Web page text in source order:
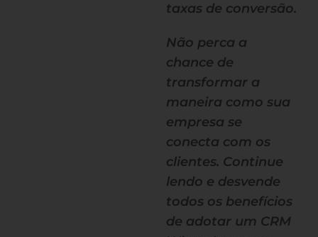
taxas de conversão.
Não perca a
chance de
transformar a
maneira como sua
empresa se
conecta com os
clientes. Continue
lendo e desvende
todos os benefícios
de adotar um CRM